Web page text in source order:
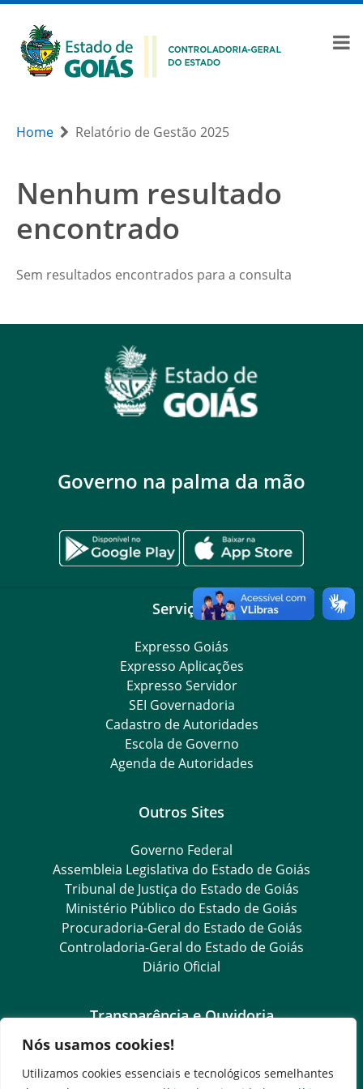
Nós usamos cookies!
Utilizamos cookies essenciais e tecnológicos semelhantes
Home Relatório de Gestão 2025
Nenhum resultado
encontrado
Sem resultados encontrados para a consulta
Governo na palma da mão
Serviços
Expresso Goiás
Expresso Aplicações
Expresso Servidor
SEI Governadoria
Cadastro de Autoridades
Escola de Governo
Agenda de Autoridades
Outros Sites
Governo Federal
Assembleia Legislativa do Estado de Goiás
Tribunal de Justiça do Estado de Goiás
Ministério Público do Estado de Goiás
Procuradoria-Geral do Estado de Goiás
Controladoria-Geral do Estado de Goiás
Diário Oficial
Transparência e Ouvidoria
LGPD
Goiás Transparência